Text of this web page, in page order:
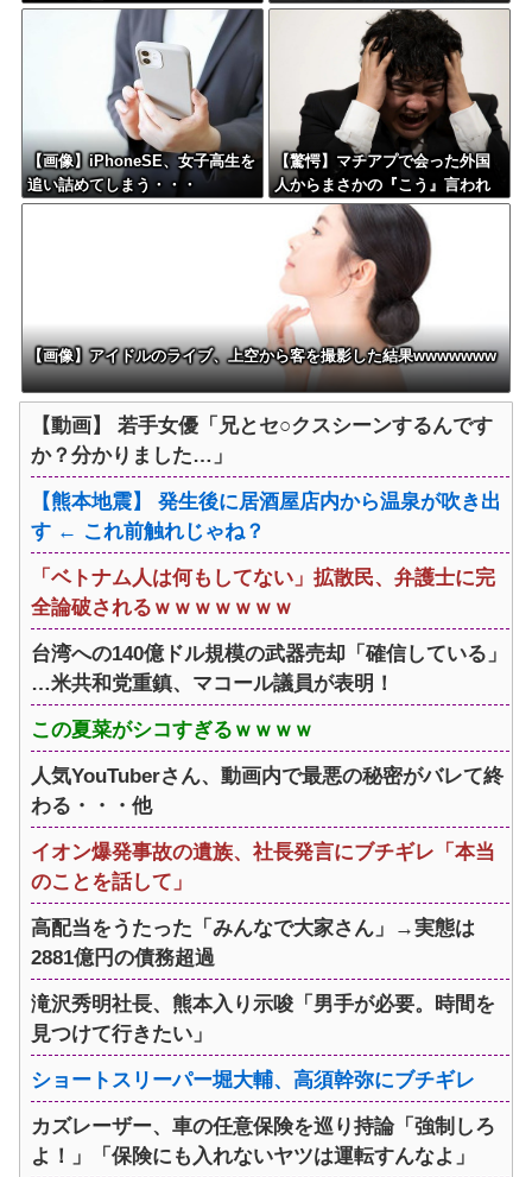
wwwwwwwwwwwwwwwwwww
約7割がまさかの『こう』回答し
てしまうw w w w w w w w
【画像】iPhoneSE、女子高生を
追い詰めてしまう・・・
【驚愕】マチアプで会った外国
人からまさかの『こう』言われ
たんやがこれワイ詰み
か？？？？？？？
【画像】アイドルのライブ、上空から客を撮影した結果wwwwwww
【動画】 若手女優「兄とセ○クスシーンするんです
か？分かりました…」
【熊本地震】 発生後に居酒屋店内から温泉が吹き出
す ← これ前触れじゃね？
「ベトナム人は何もしてない」拡散民、弁護士に完
全論破されるｗｗｗｗｗｗｗ
台湾への140億ドル規模の武器売却「確信している」
…米共和党重鎮、マコール議員が表明！
この夏菜がシコすぎるｗｗｗｗ
人気YouTuberさん、動画内で最悪の秘密がバレて終
わる・・・他
イオン爆発事故の遺族、社長発言にブチギレ「本当
のことを話して」
高配当をうたった「みんなで大家さん」→実態は
2881億円の債務超過
滝沢秀明社長、熊本入り示唆「男手が必要。時間を
見つけて行きたい」
ショートスリーパー堀大輔、高須幹弥にブチギレ
カズレーザー、車の任意保険を巡り持論「強制しろ
よ！」「保険にも入れないヤツは運転すんなよ」